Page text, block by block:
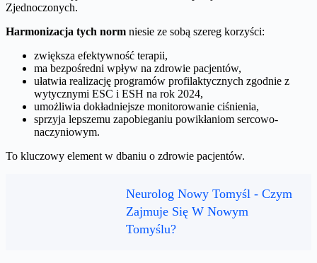
Zjednoczonych.
Harmonizacja tych norm niesie ze sobą szereg korzyści:
zwiększa efektywność terapii,
ma bezpośredni wpływ na zdrowie pacjentów,
ułatwia realizację programów profilaktycznych zgodnie z
wytycznymi ESC i ESH na rok 2024,
umożliwia dokładniejsze monitorowanie ciśnienia,
sprzyja lepszemu zapobieganiu powikłaniom sercowo-
naczyniowym.
To kluczowy element w dbaniu o zdrowie pacjentów.
Neurolog Nowy Tomyśl - Czym
Zajmuje Się W Nowym
Tomyślu?